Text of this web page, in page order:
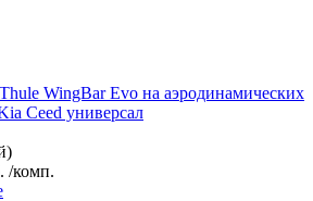
WingBar Evo на аэродинамических
Ceed универсал
/комп.